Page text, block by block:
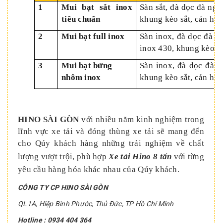
1
Mui bạt sắt inox
tiêu chuẩn
Sàn sắt, đà dọc đà
khung kèo sắt, cản
2
Mui bạt full inox
Sàn inox, đà dọc đà
inox 430, khung kèo
3
Mui bạt bửng
nhôm inox
Sàn inox, đà dọc đà
khung kèo sắt, cản
HINO SÀI GÒN với nhiều năm kinh nghiệm trong
lĩnh vực xe tải và đóng thùng xe tải sẽ mang đến
cho Qúy khách hàng những trải nghiệm về chất
lượng vượt trội, phù hợpXe tải Hino 8 tấn với từng
yêu cầu hàng hóa khác nhau của Qúy khách.
CÔNG TY CP HINO SÀI GÒN
QL1A, Hiệp Bình Phước, Thủ Đức, TP Hồ Chí Minh
Hotline : 0934 404 364